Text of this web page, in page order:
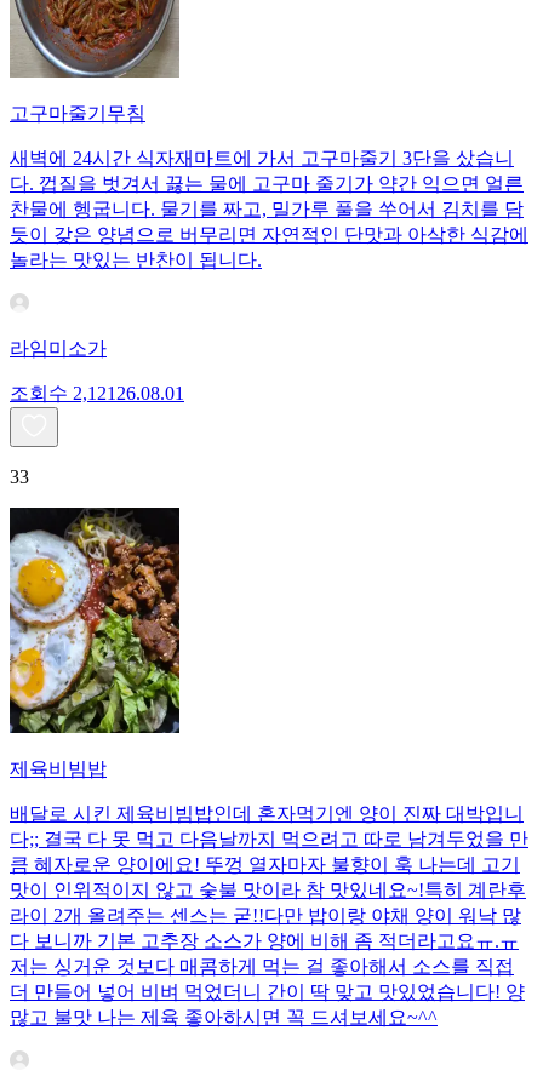
고구마줄기무침
새벽에 24시간 식자재마트에 가서 고구마줄기 3단을 샀습니
다. 껍질을 벗겨서 끓는 물에 고구마 줄기가 약간 익으면 얼른
찬물에 헹굽니다. 물기를 짜고, 밀가루 풀을 쑤어서 김치를 담
듯이 갖은 양념으로 버무리면 자연적인 단맛과 아삭한 식감에
놀라는 맛있는 반찬이 됩니다.
라임미소가
조회수 2,121 26.08.01
33
제육비빔밥
배달로 시킨 제육비빔밥인데 혼자먹기엔 양이 진짜 대박입니
다;; 결국 다 못 먹고 다음날까지 먹으려고 따로 남겨두었을 만
큼 혜자로운 양이에요! 뚜껑 열자마자 불향이 훅 나는데 고기
맛이 인위적이지 않고 숯불 맛이라 참 맛있네요~!특히 계란후
라이 2개 올려주는 센스는 굳!! ​다만 밥이랑 야채 양이 워낙 많
다 보니까 기본 고추장 소스가 양에 비해 좀 적더라고요ㅠ.ㅠ
저는 싱거운 것보다 매콤하게 먹는 걸 좋아해서 소스를 직접
더 만들어 넣어 비벼 먹었더니 간이 딱 맞고 맛있었습니다! 양
많고 불맛 나는 제육 좋아하시면 꼭 드셔보세요~^^